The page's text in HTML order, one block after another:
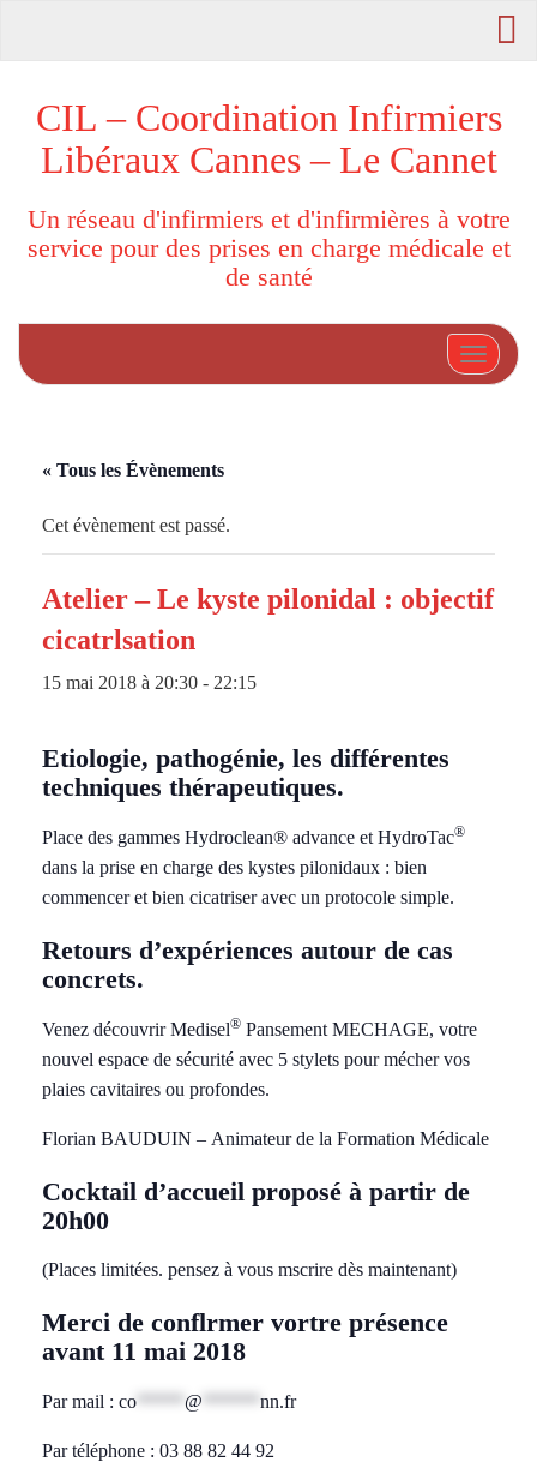
CIL – Coordination Infirmiers
Libéraux Cannes – Le Cannet
Un réseau d'infirmiers et d'infirmières à votre
service pour des prises en charge médicale et
de santé
« Tous les Évènements
Cet évènement est passé.
Atelier – Le kyste pilonidal : objectif
cicatrlsation
15 mai 2018 à 20:30 - 22:15
Etiologie, pathogénie, les différentes
techniques thérapeutiques.
Place des gammes Hydroclean® advance et HydroTac®
dans la prise en charge des kystes pilonidaux : bien
commencer et bien cicatriser avec un protocole simple.
Retours d’expériences autour de cas
concrets.
Venez découvrir Medisel® Pansement MECHAGE, votre
nouvel espace de sécurité avec 5 stylets pour mécher vos
plaies cavitaires ou profondes.
Florian BAUDUIN – Animateur de la Formation Médicale
Cocktail d’accueil proposé à partir de
20h00
(Places limitées. pensez à vous mscrire dès maintenant)
Merci de conflrmer vortre présence
avant 11 mai 2018
Par mail : co @ nn.fr
Par téléphone : 03 88 82 44 92